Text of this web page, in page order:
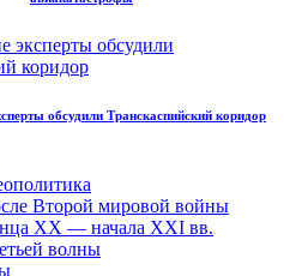
обсудили Транскаспийский коридор
Второй мировой войны
XX — начала XXI вв.
волны